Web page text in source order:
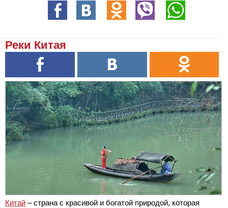
Реки Китая
Китай – страна с красивой и богатой природой, которая